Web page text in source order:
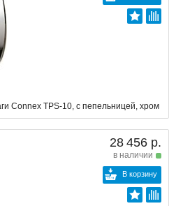
Connex TPS-10, с пепельницей, хром
28 456 р.
в наличии
В корзину